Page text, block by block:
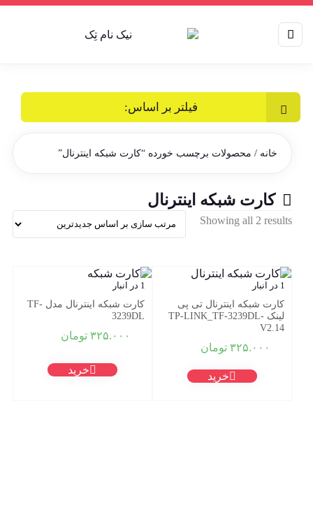
فیلتر بر اساس:
خانه / محصولات برچسب خورده “کارت شبکه اینترنال”
کارت شبکه اینترنال
Showing all 2 results
1 در انبار
کارت شبکه اینترنال تی پی
لینک TP-LINK_TF-3239DL-
V2.14
۳۲۵.۰۰۰ تومان
خرید
1 در انبار
کارت شبکه اینترنال مدل TF-
3239DL
۳۲۵.۰۰۰ تومان
خرید